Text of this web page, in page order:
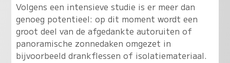
Volgens een intensieve studie is er meer dan
genoeg potentieel: op dit moment wordt een
groot deel van de afgedankte autoruiten of
panoramische zonnedaken omgezet in
bijvoorbeeld drankflessen of isolatiemateriaal.